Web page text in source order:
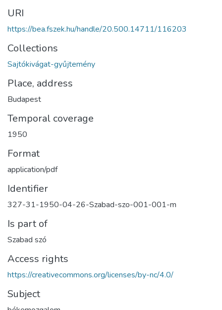
URI
https://bea.fszek.hu/handle/20.500.14711/116203
Collections
Sajtókivágat-gyűjtemény
Place, address
Budapest
Temporal coverage
1950
Format
application/pdf
Identifier
327-31-1950-04-26-Szabad-szo-001-001-m
Is part of
Szabad szó
Access rights
https://creativecommons.org/licenses/by-nc/4.0/
Subject